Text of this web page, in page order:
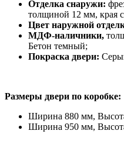
Отделка снаружи:
толщиной 12 мм, края
Цвет наружной
МДФ-наличники,
Бетон темный;
Покраска двери:
Размеры двери по коробке:
Ширина 880 мм,
Ширина 950 мм,